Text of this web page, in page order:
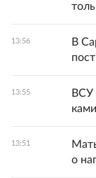
13:56
В
13:55
ВСУ
13:51
о